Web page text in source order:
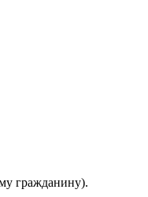
гражданину).